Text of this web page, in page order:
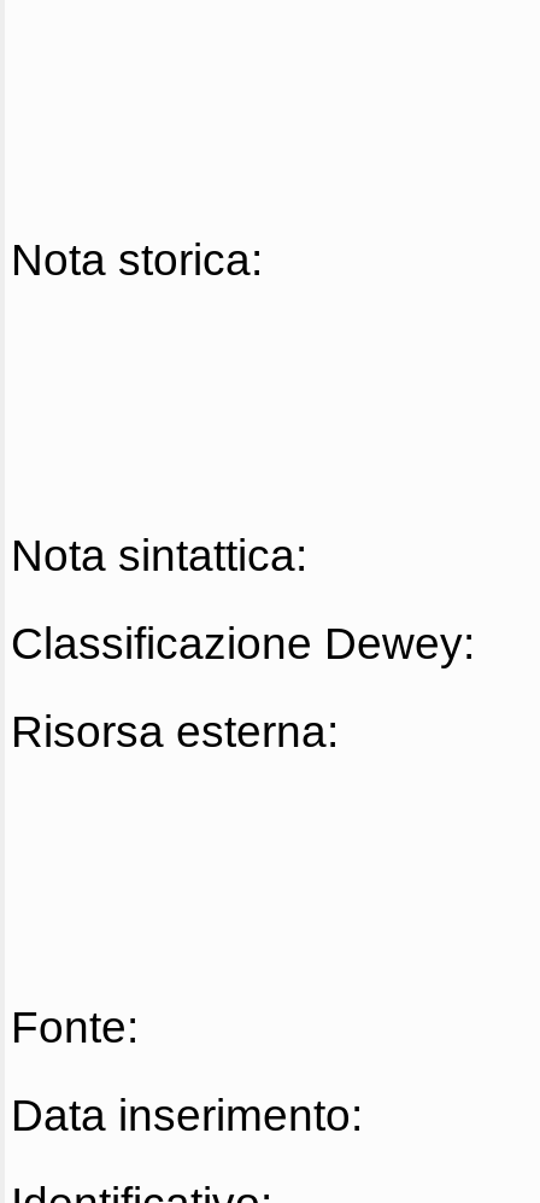
Nota storica:
Nota sintattica:
Classificazione Dewey:
Risorsa esterna:
Fonte:
Data inserimento: